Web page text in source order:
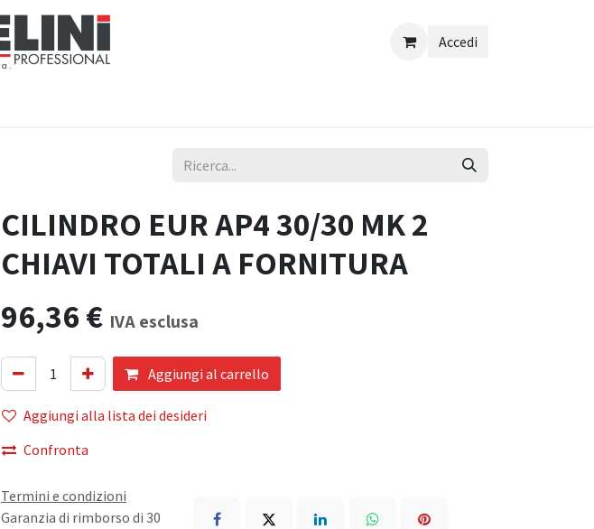
Accedi
CILINDRO EUR AP4 30/30 MK 2
CHIAVI TOTALI A FORNITURA
96,36€ IVA esclusa
Aggiungi al carrello
Aggiungi alla lista dei desideri
Confronta
Termini e condizioni
Garanzia di rimborso di 30